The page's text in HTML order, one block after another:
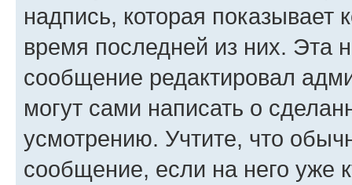
надпись, которая показывает
время последней из них. Эта
сообщение редактировал
могут сами написать о
усмотрению. Учтите, что
сообщение, если на него уже